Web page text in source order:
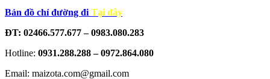
Bản đồ chỉ đường đi Tại đây
ĐT: 02466.577.677 – 0983.080.283
Hotline: 0931.288.288 – 0972.864.080
Email: maizota.com@gmail.com